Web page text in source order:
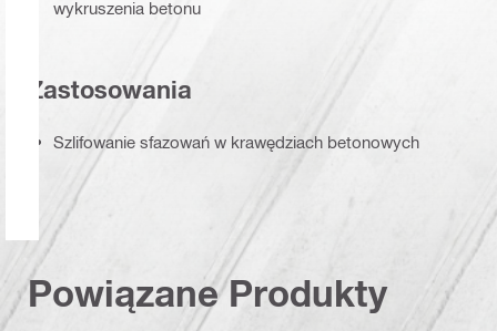
wykruszenia betonu
Zastosowania
Szlifowanie sfazowań w krawędziach betonowych
Powiązane Produkty